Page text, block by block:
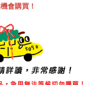
會購買！